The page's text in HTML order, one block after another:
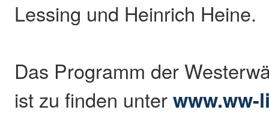
Lessing und Heinrich Heine.
Das Programm der
ist zu finden unterwww.ww-